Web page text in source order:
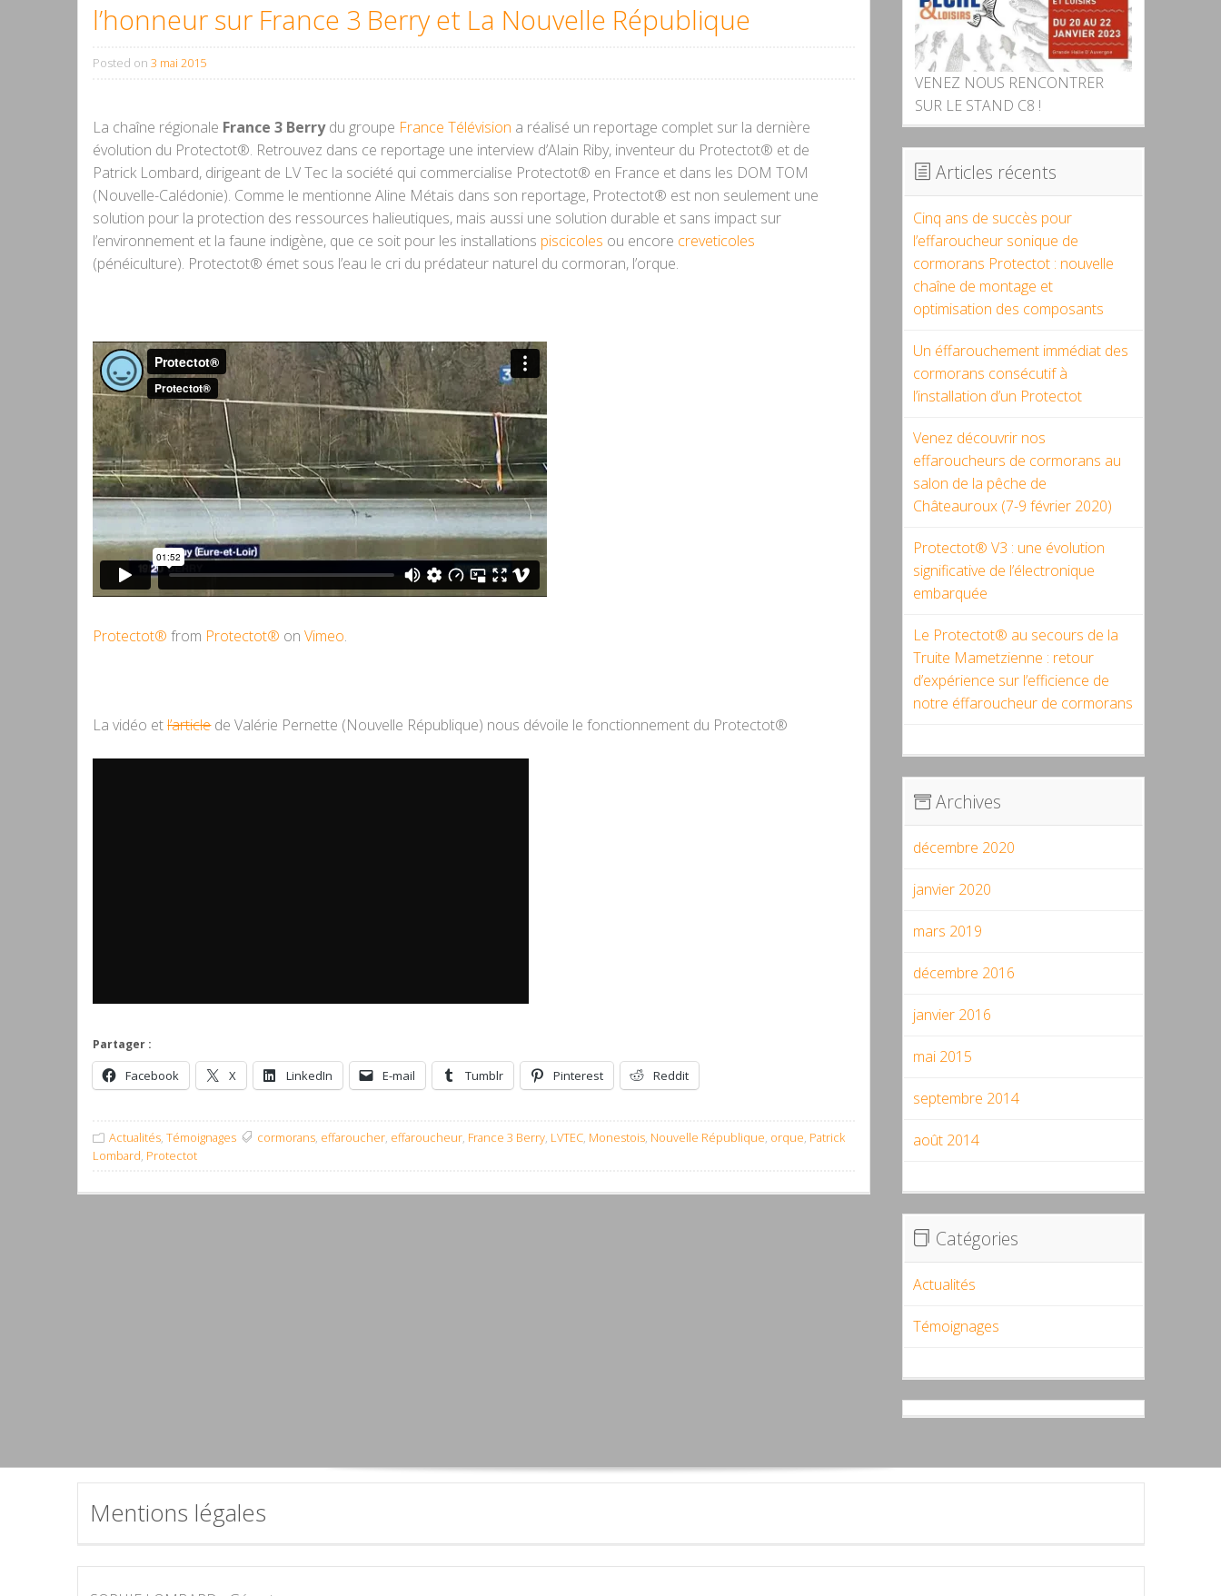
l’honneur sur France 3 Berry et La Nouvelle République
Posted on3 mai 2015
La chaîne régionale France 3 Berrydu groupe France Télévision a réalisé un reportage complet sur la dernière
évolution du Protectot®. Retrouvez dans ce reportage une interview d’Alain Riby, inventeur du Protectot® et de
Patrick Lombard, dirigeant de LV Tec la société qui commercialise Protectot® en France et dans les DOM TOM
(Nouvelle-Calédonie). Comme le mentionne Aline Métais dans son reportage, Protectot® est non seulement une
solution pour la protection des ressources halieutiques, mais aussi une solution durable et sans impact sur
l’environnement et la faune indigène, que ce soit pour les installations piscicoles ou encore creveticoles
(pénéiculture). Protectot® émet sous l’eau le cri du prédateur naturel du cormoran, l’orque.
Protectot® from Protectot® onVimeo.
La vidéo etl’articlede Valérie Pernette (Nouvelle République) nous dévoile le fonctionnement du Protectot®
Partager :
Facebook X LinkedIn E-mail Tumblr Pinterest Reddit
Actualités ,Témoignages cormorans effaroucher effaroucheur France 3 Berry LVTEC Monestois Nouvelle République orque Patrick
Lombard Protectot
VENEZ NOUS RENCONTRER
SUR LE STAND C8 !
Articles récents
Cinq ans de succès pour
l’effaroucheur sonique de
cormorans Protectot : nouvelle
chaîne de montage et
optimisation des composants
Un éffarouchement immédiat des
cormorans consécutif à
l’installation d’un Protectot
Venez découvrir nos
effaroucheurs de cormorans au
salon de la pêche de
Châteauroux (7-9 février 2020)
Protectot® V3 : une évolution
significative de l’électronique
embarquée
Le Protectot® au secours de la
Truite Mametzienne : retour
d’expérience sur l’efficience de
notre éffaroucheur de cormorans
Archives
décembre 2020
janvier 2020
mars 2019
décembre 2016
janvier 2016
mai 2015
septembre 2014
août 2014
Catégories
Actualités
Témoignages
Mentions légales